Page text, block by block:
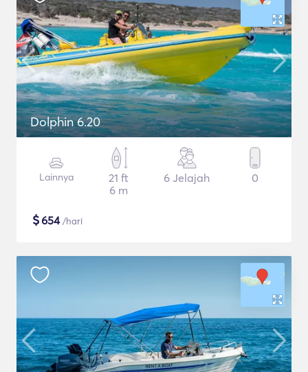
Dolphin 6.20
Lainnya
21 ft
6 m
6 Jelajah 0
$654/hari